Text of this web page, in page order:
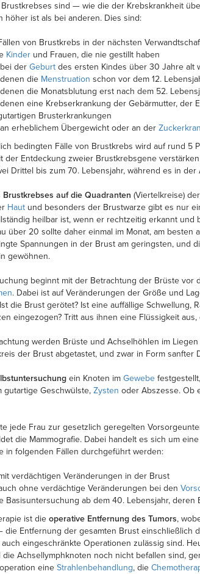
sind — wie die der Krebskrankheit
höher ist als bei anderen. Dies sind:
von Brustkrebs in der nächsten
Kinder und Frauen, die nie gestillt haben
der Geburt des ersten Kindes über 30 Jahre alt
die Menstruation schon vor dem 12.
die Monatsblutung erst nach dem 52.
eine Krebserkrankung der Gebärmutter, der
Brusterkrankungen
erheblichem Übergewicht oder an der
bedingten Fälle von Brustkrebs wird auf rund 5
der Entdeckung zweier Brustkrebsgene
Drittel bis zum 70. Lebensjahr, während es in
Brustkrebses auf die Quadranten (Viertelkreise)
Haut und besonders der Brustwarze gibt es nur
heilbar ist, wenn er rechtzeitig erkannt
über 20 sollte daher einmal im Monat, am
Spannungen in der Brust am geringsten, und
gewöhnen.
beginnt mit der Betrachtung der Brüste
. Dabei ist auf Veränderungen der Größe und
die Brust gerötet? Ist eine auffällige Schwellung,
eingezogen? Tritt aus ihnen eine Flüssigkeit
werden Brüste und Achselhöhlen im
der Brust abgetastet, und zwar in Form
ein Knoten im Gewebe
gutartige Geschwülste, Zysten oder Abszesse. Ob
jede Frau zur gesetzlich geregelten
die Mammografie. Dabei handelt es sich um
in folgenden Fällen durchgeführt werden:
verdächtigen Veränderungen in der Brust
ohne verdächtige Veränderungen bei den
Basisuntersuchung ab dem 40. Lebensjahr,
ist die operative Entfernung des Tumors,
die Entfernung der gesamten Brust einschließlich
eingeschränkte Operationen zulässig sind.
Achsellymphknoten noch nicht befallen sind,
eine Strahlenbehandlung, die